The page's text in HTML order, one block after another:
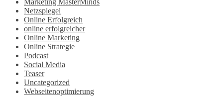
Netzspiegel
Online Erfolgreich
online erfolgreicher
Online Marketing
Online Strategie
Podcast
Social Media
Teaser
Uncategorized
Webseitenoptimierung